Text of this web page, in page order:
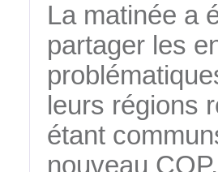
La matinée a
partager les
leurs régions
étant
nouveau